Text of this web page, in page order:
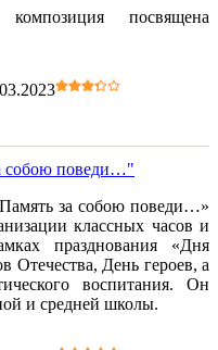
посвящена
собою поведи…"
за собою поведи…»
классных часов и
празднования «Дня
Отечества, День героев, а
воспитания. Он
и средней школы.